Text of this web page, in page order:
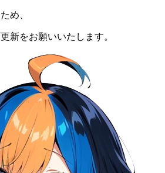
め、
新をお願いいたします。